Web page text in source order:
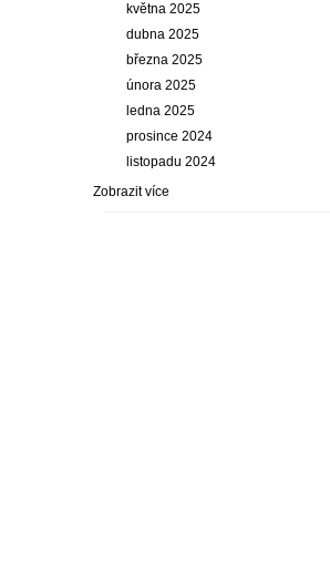
května 2025
dubna 2025
března 2025
února 2025
ledna 2025
prosince 2024
listopadu 2024
Zobrazit více